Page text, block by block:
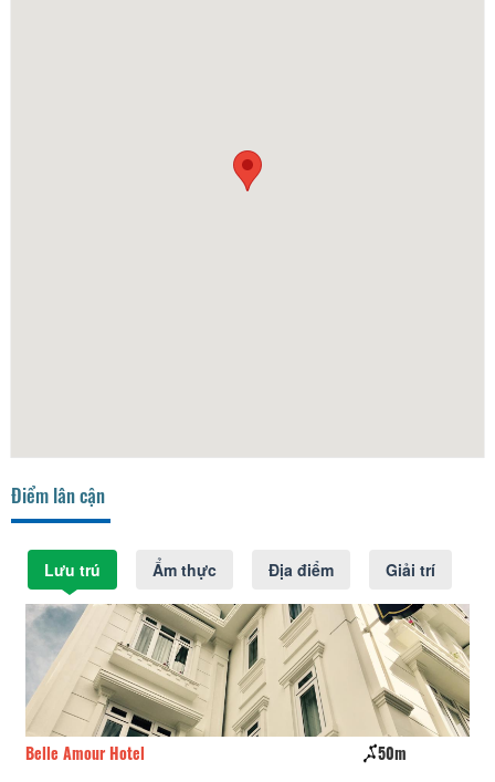
Điểm lân cận
Lưu trú Ẩm thực Địa điểm Giải trí
Belle Amour Hotel 50m